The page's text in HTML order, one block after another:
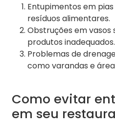
Entupimentos em
resíduos alimentares.
Obstruções em vasos
produtos inadequados.
Problemas de
como varandas e
Como evitar
em seu